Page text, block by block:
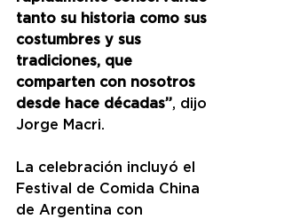
tanto su historia como sus
costumbres y sus
tradiciones, que
comparten con nosotros
desde hace décadas”, dijo
Jorge Macri.
La celebración incluyó el
Festival de Comida China
de Argentina con